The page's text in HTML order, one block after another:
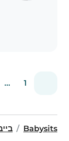
1
...
Babysits